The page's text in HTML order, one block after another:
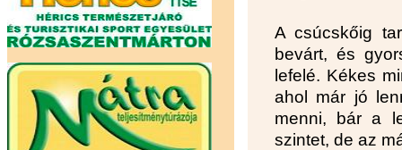
A csúcskőig
bevárt, és
lefelé. Kékes
ahol már jó
menni, bár a
szintet, de az